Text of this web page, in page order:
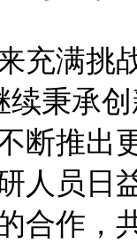
满挑战
续秉承
断推出
人员日
合作，